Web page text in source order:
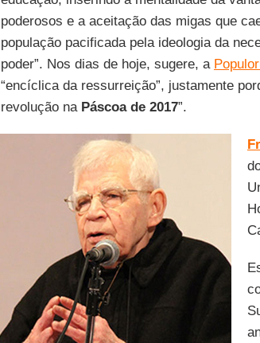
poderosos e a aceitação das migas que
população pacificada pela ideologia da
poder”. Nos dias de hoje, sugere, a
“encíclica da ressurreição”, justamente
revolução na Páscoa de 2017”.